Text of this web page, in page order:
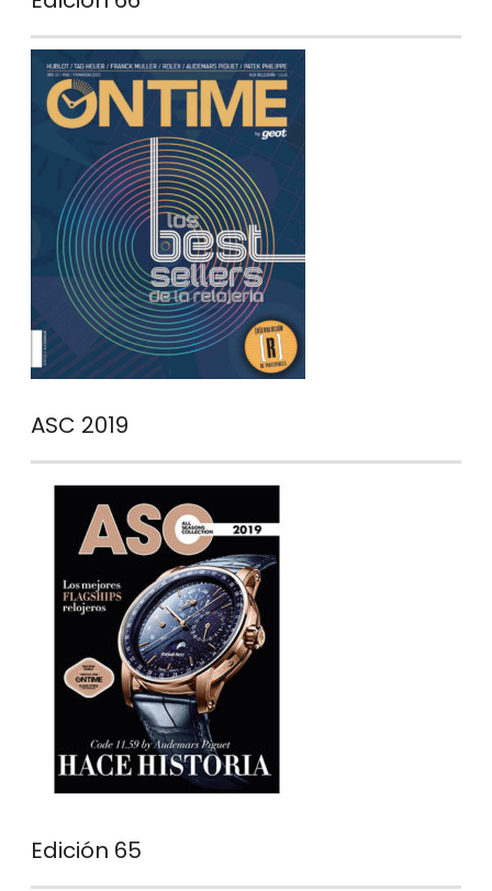
ASC 2019
Edición 65